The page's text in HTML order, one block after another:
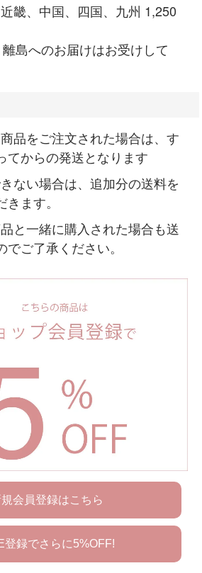
畿、中国、四国、九州 1,250
島へのお届けはお受けして
品をご注文された場合は、す
てからの発送となります
ない場合は、追加分の送料を
ます。
と一緒に購入された場合も送
ご了承ください。
会員登録はこちら
登録でさらに5%OFF!